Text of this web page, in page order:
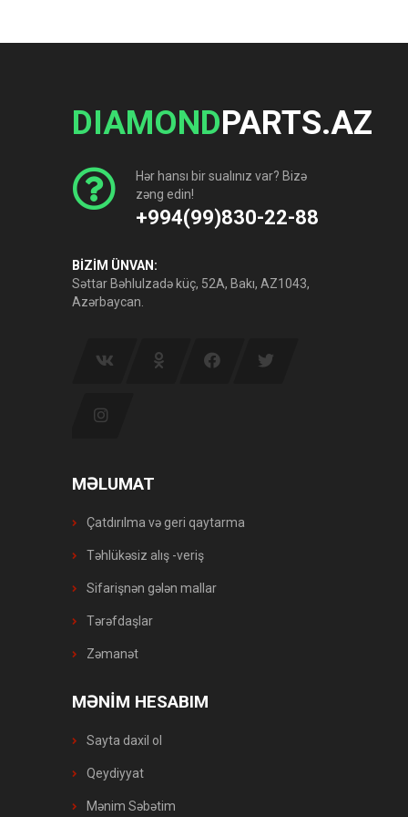
DIAMONDPARTS.AZ
Hər hansı bir sualınız var? Bizə
zəng edin!
+994(99)830-22-88
BİZİM ÜNVAN:
Səttar Bəhlulzadə küç, 52A, Bakı, AZ1043,
Azərbaycan.
MƏLUMAT
Çatdırılma və geri qaytarma
Təhlükəsiz alış -veriş
Sifarişnən gələn mallar
Tərəfdaşlar
Zəmanət
MƏNİM HESABIM
Sayta daxil ol
Qeydiyyat
Mənim Səbətim